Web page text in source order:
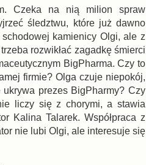
Czeka na nią milion spraw
śledztwu, które już dawno
schodowej kamienicy Olgi, ale z
rozwikłać zagadkę śmierci
BigPharma. Czy to
firmie? Olga czuje niepokój,
prezes BigPharmy? Czy
liczy się z chorymi, a stawia
Kalina Talarek. Współpraca z
nie lubi Olgi, ale interesuje się